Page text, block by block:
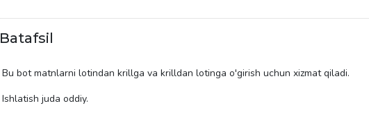
Batafsil
Bu bot matnlarni lotindan krillga va krilldan lotinga o'girish uchun xizmat qiladi.
Ishlatish juda oddiy.